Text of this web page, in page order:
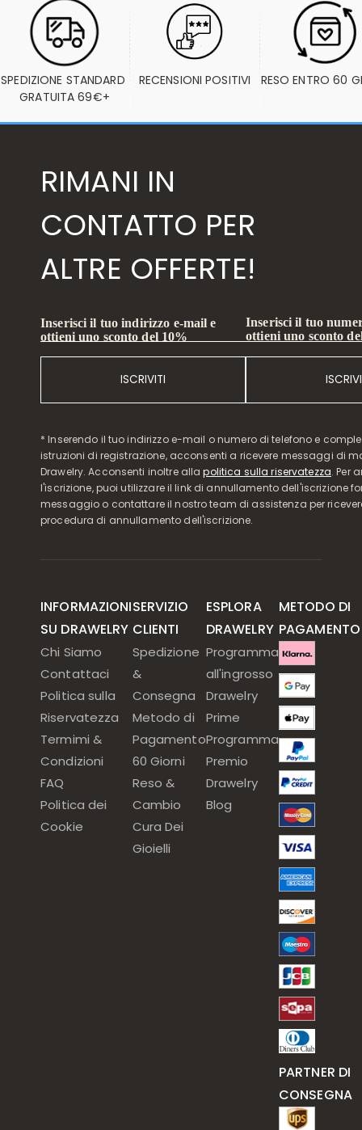
SPEDIZIONE STANDARD
GRATUITA 69€+
RECENSIONI POSITIVI RESO ENTRO 60
RIMANI IN
CONTATTO PER
ALTRE OFFERTE!
Inserisci il tuo indirizzo e-mail e
ottieni uno sconto del 10%
ISCRIVITI
Inserisci il tuo
ottieni uno sconto
* Inserendo il tuo indirizzo e-mail o numero di telefono e
istruzioni di registrazione, acconsenti a ricevere messaggi di
Drawelry. Acconsenti inoltre allapolitica sulla riservatezza. Per
l'iscrizione, puoi utilizzare il link di annullamento dell'iscrizione
messaggio o contattare il nostro team di assistenza per
procedura di annullamento dell'iscrizione.
INFORMAZIONI
SU DRAWELRY
Chi Siamo
Contattaci
Politica sulla
Riservatezza
Termimi &
Condizioni
FAQ
Politica dei
Cookie
SERVIZIO
CLIENTI
Spedizione
&
Consegna
Metodo di
Pagamento
60 Giorni
Reso &
Cambio
Cura Dei
Gioielli
ESPLORA
DRAWELRY
Programma
all'ingrosso
Drawelry
Prime
Programma
Premio
Drawelry
Blog
METODO DI
PAGAMENTO
PARTNER DI
CONSEGNA